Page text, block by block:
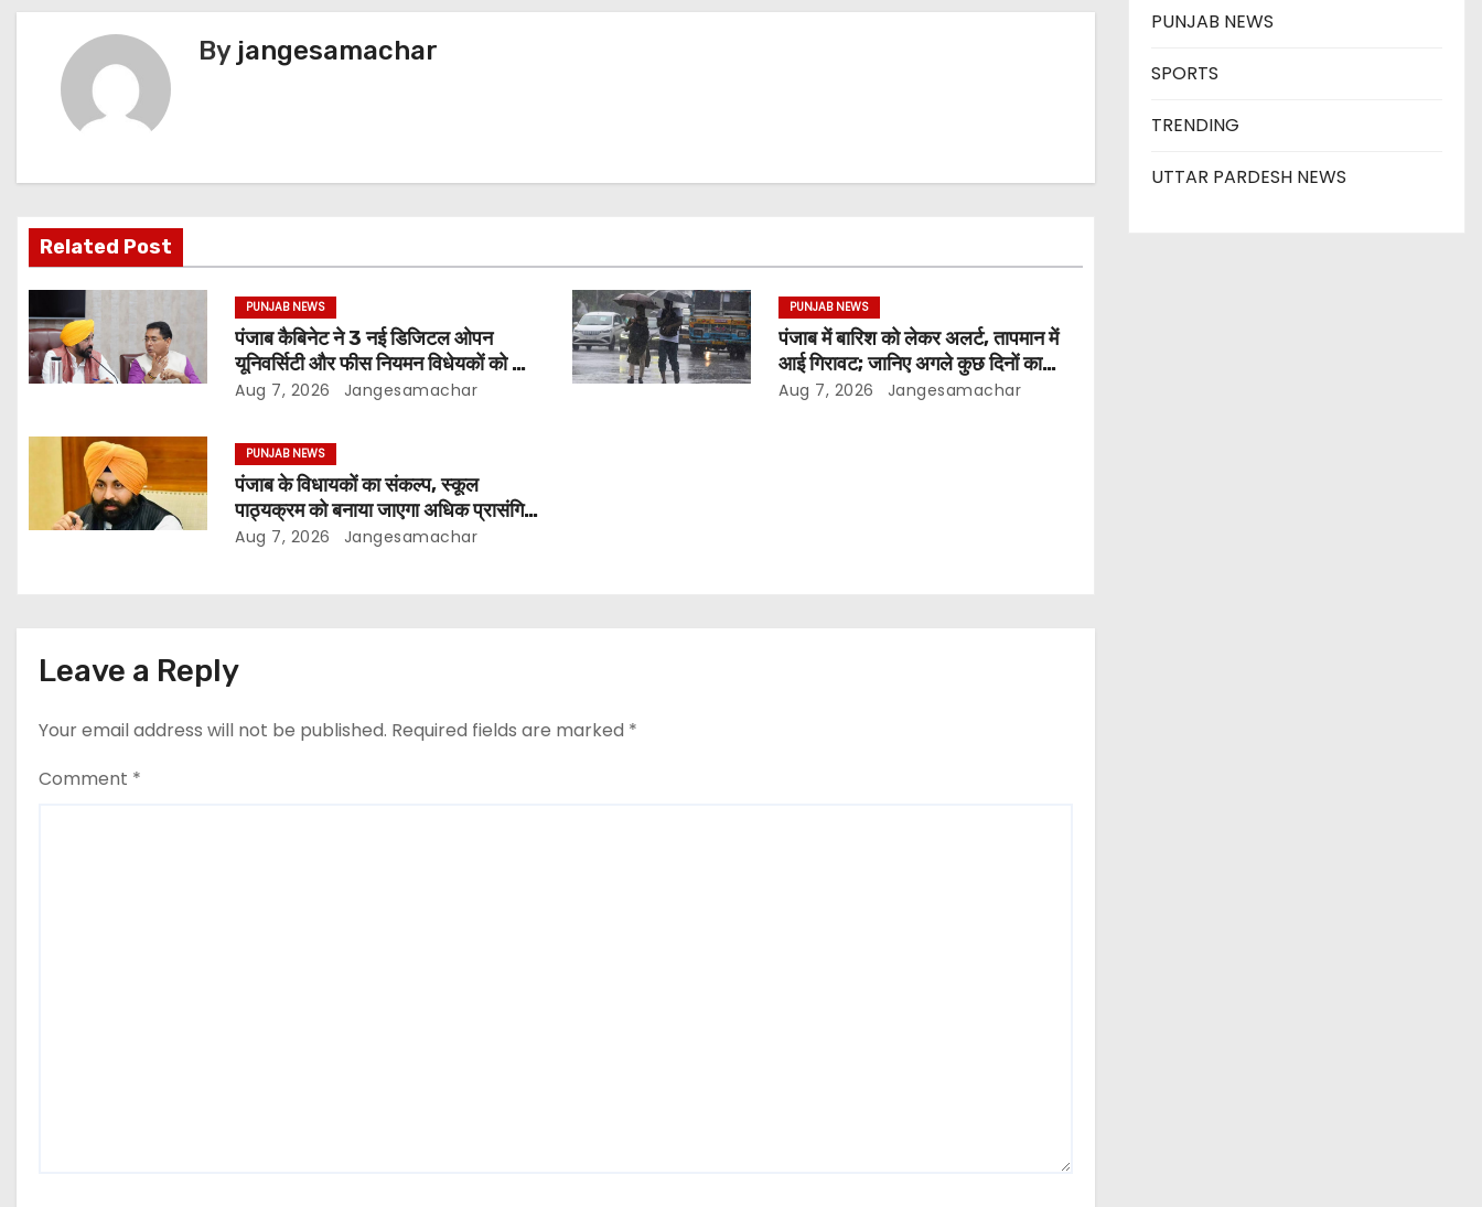
By jangesamachar
Related Post
PUNJAB NEWS
पंजाब कैबिनेट ने 3 नई डिजिटल ओपन
यूनिवर्सिटी और फीस नियमन विधेयकों को दी
मंजूरी
Aug 7, 2026 Jangesamachar
PUNJAB NEWS
पंजाब में बारिश को लेकर अलर्ट, तापमान में
आई गिरावट; जानिए अगले कुछ दिनों का
मौसम
Aug 7, 2026 Jangesamachar
PUNJAB NEWS
पंजाब के विधायकों का संकल्प, स्कूल
पाठ्यक्रम को बनाया जाएगा अधिक प्रासंगिक
और आधुनिक
Aug 7, 2026 Jangesamachar
Leave a Reply
Your email address will not be published. Required fields are marked *
Comment *
PUNJAB NEWS
SPORTS
TRENDING
UTTAR PARDESH NEWS